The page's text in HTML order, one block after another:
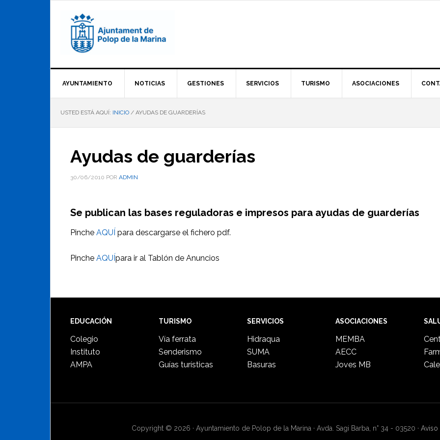
AYUNTAMIENTO NOTICIAS GESTIONES SERVICIOS TURISMO ASOCIACIONES
USTED ESTÁ AQUÍ: INICIO / AYUDAS DE GUARDERÍAS
Ayudas de guarderías
30/06/2010 POR ADMIN
Se publican las bases reguladoras e impresos para ayudas de guarderías
Pinche AQUÍ para descargarse el fichero pdf.
Pinche AQUÍpara ir al Tablón de Anuncios
Footer
EDUCACIÓN
Colegio
Instituto
AMPA
TURISMO
Vía ferrata
Senderismo
Guías turísticas
SERVICIOS
Hidraqua
SUMA
Basuras
ASOCIACIONES
MEMBA
AECC
Joves MB
Copyright © 2026 · Ayuntamiento de Polop de la Marina · Avda. Sagi Barba, n° 34 - 03520 · Aviso